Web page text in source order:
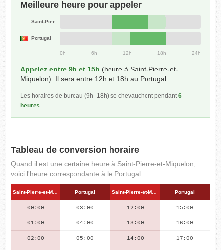
Meilleure heure pour appeler
Saint-Pierre-et-Miquelon
Portugal
0h 6h 12h 18h 24h
Appelez entre 9h et 15h (heure à Saint-Pierre-et-
Miquelon). Il sera entre 12h et 18h au Portugal.
Les horaires de bureau (9h–18h) se chevauchent pendant6
heures.
Tableau de conversion horaire
Quand il est une certaine heure à Saint-Pierre-et-Miquelon,
voici l'heure correspondante à le Portugal :
Saint-Pierre-et-Miquelon Portugal Saint-Pierre-et-Miquelon Portugal
00:00 03:00 12:00 15:00
01:00 04:00 13:00 16:00
02:00 05:00 14:00 17:00